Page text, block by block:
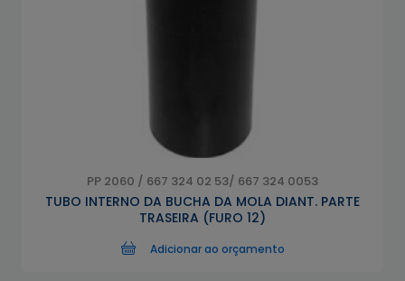
PP 2060 / 667 324 02 53/ 667 324 0053
TUBO INTERNO DA BUCHA DA MOLA DIANT. PARTE
TRASEIRA (FURO 12)
Adicionar ao orçamento